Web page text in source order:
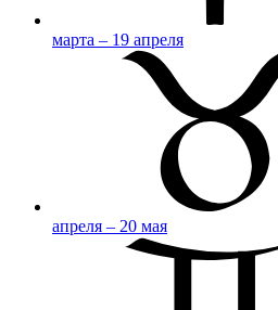
марта – 19 апреля
апреля – 20 мая